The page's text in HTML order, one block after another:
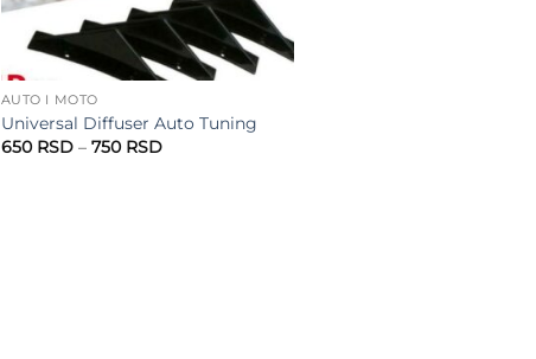
AUTO I MOTO
Universal Diffuser Auto Tuning
650 RSD – 750 RSDRaspon